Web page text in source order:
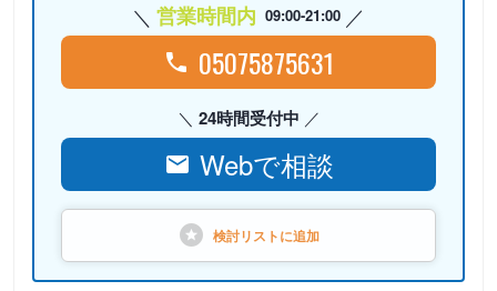
営業時間内 09:00-21:00
05075875631
24時間受付中
Webで相談
検討リストに追加